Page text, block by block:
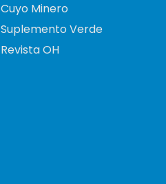
Cuyo Minero
Suplemento Verde
Revista OH